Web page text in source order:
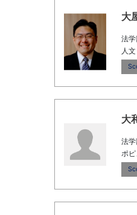
大
法
人
大
法
ポ